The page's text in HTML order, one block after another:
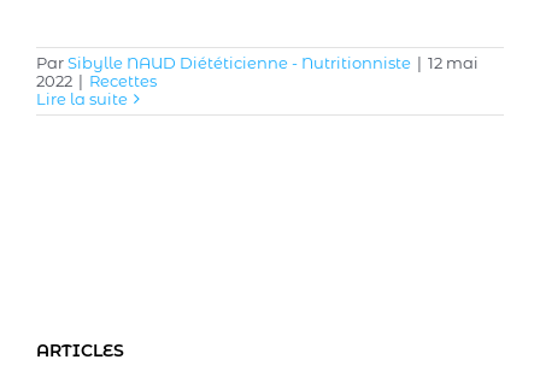
ParSibylle NAUD Diététicienne - Nutritionniste | 12 mai
2022 | Recettes
Lire la suite
ARTICLES